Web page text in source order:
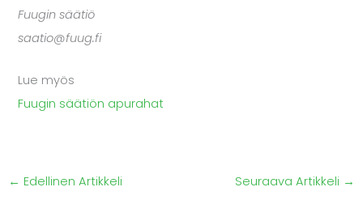
Fuugin säätiö
saatio@fuug.fi
Lue myös
Fuugin säätiön apurahat
← Edellinen Artikkeli Seuraava Artikkeli →